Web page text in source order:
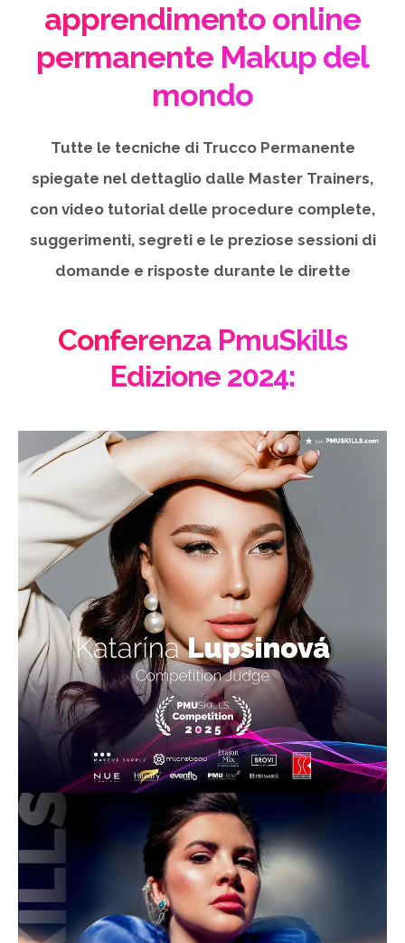
apprendimento online
permanente Makup del
mondo
Tutte le tecniche di Trucco Permanente
spiegate nel dettaglio dalle Master Trainers,
con video tutorial delle procedure complete,
suggerimenti, segreti e le preziose sessioni di
domande e risposte durante le dirette
Conferenza PmuSkills
Edizione 2024: